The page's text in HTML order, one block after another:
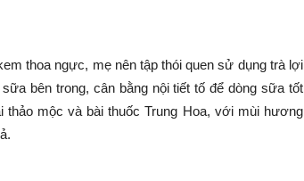
thoa ngực, mẹ nên tập thói quen sử dụng trà lợi
bên trong, cân bằng nội tiết tố để dòng sữa tốt
mộc và bài thuốc Trung Hoa, với mùi hương